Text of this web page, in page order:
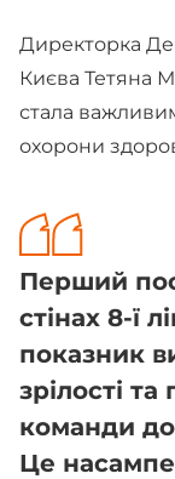
Директорка
Києва Тетяна
стала
охорони
Перший
стінах 8-ї
показник
зрілості
команди
Це